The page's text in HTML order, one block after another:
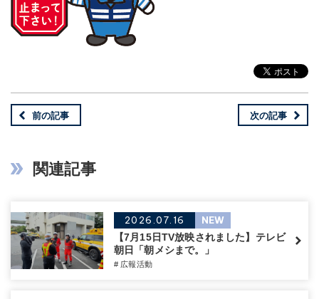
前の記事 次の記事
関連記事
2026.07.16
NEW
【7月15日TV放映されました】テレビ
朝日「朝メシまで。」
# 広報活動